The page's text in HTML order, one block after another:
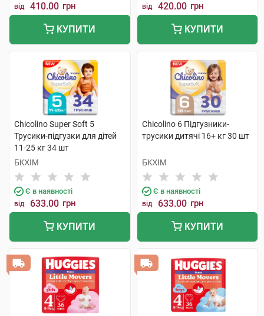
від 410.00 грн
КУПИТИ
від 420.00 грн
КУПИТИ
Chicolino Super Soft 5
Трусики-підгузки для дітей
11-25 кг 34 шт
БКХІМ
Є в наявності
від 633.00 грн
КУПИТИ
Chicolino 6 Підгузники-
трусики дитячі 16+ кг 30 шт
БКХІМ
Є в наявності
від 633.00 грн
КУПИТИ